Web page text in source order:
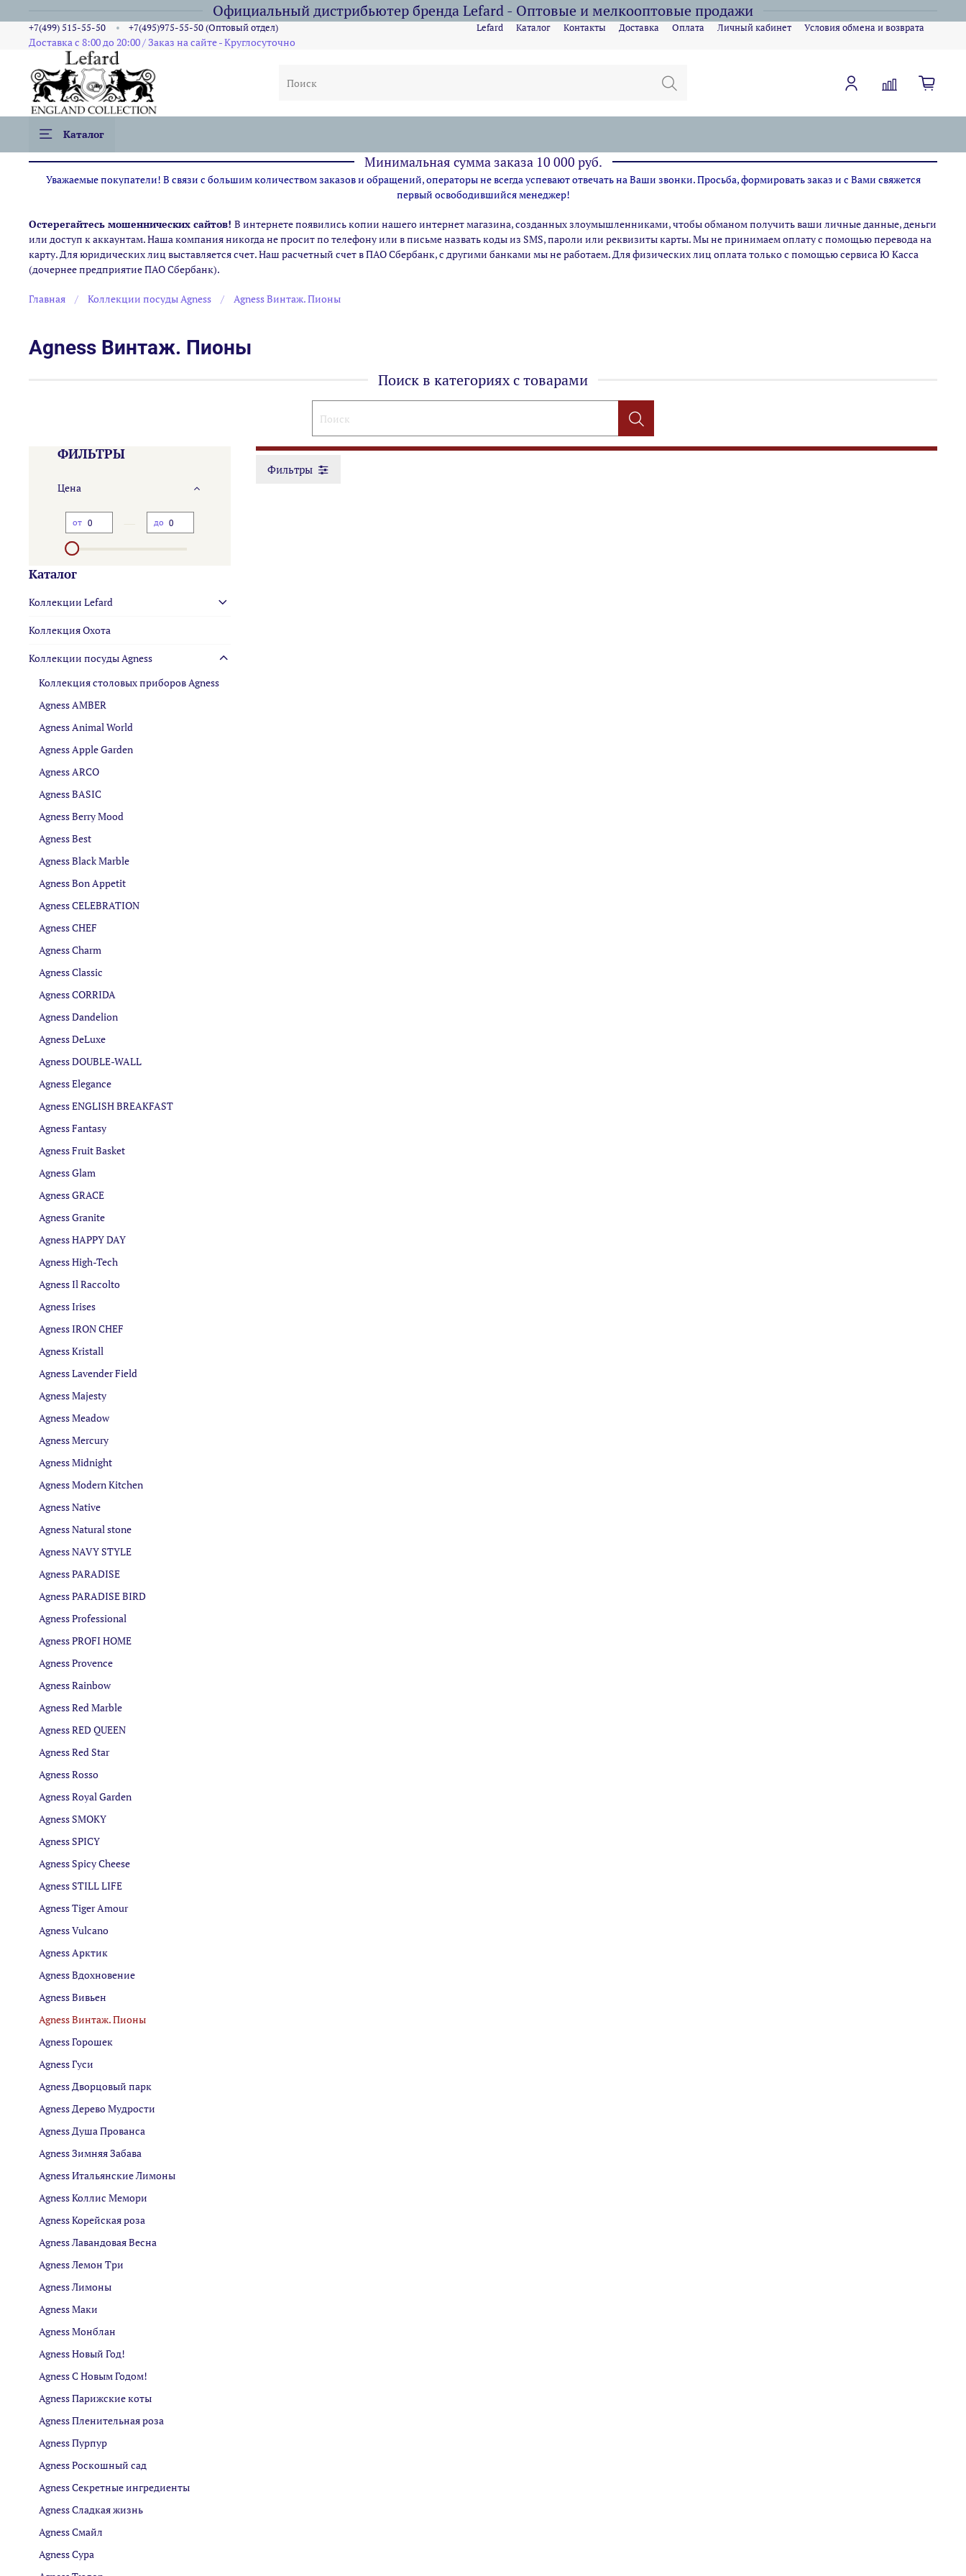
Официальный дистрибьютер бренда Lefard - Оптовые и мелкооптовые продажи
Lefard Каталог Контакты Доставка Оплата Личный кабинет Условия обмена и возврата
Доставка с 8:00 до 20:00 / Заказ на сайте - Круглосуточно
+7(499) 515-55-50 +7(495)975-55-50 (Оптовый отдел)
Каталог
Минимальная сумма заказа 10 000 руб.
Уважаемые покупатели! В связи с большим количеством заказов и обращений, операторы не всегда успевают отвечать на Ваши звонки. Просьба, формировать заказ и с Вами свяжется
первый освободившийся менеджер!
Остерегайтесь мошеннических сайтов! В интернете появились копии нашего интернет магазина,созданных злоумышленниками, чтобы обманом получить ваши личные данные, деньги
или доступ к аккаунтам. Наша компания никогда не просит по телефону или в письме назвать коды из SMS, пароли или реквизиты карты. Мы не принимаем оплату с помощью перевода на
карту. Для юридических лиц выставляется счет. Наш расчетный счет в ПАО Сбербанк, с другими банками мы не работаем. Для физических лиц оплата только с помощью сервиса Ю Касса
(дочернее предприятие ПАО Сбербанк).
Главная Коллекции посуды Agness Agness Винтаж. Пионы
Agness Винтаж. Пионы
Поиск в категориях с товарами
Фильтры
ФИЛЬТРЫ
Цена
от до
Каталог
Коллекции Lefard
Коллекция Охота
Коллекции посуды Agness
Коллекция столовых приборов Agness
Agness AMBER
Agness Animal World
Agness Apple Garden
Agness ARCO
Agness BASIC
Agness Berry Mood
Agness Best
Agness Black Marble
Agness Bon Appetit
Agness CELEBRATION
Agness CHEF
Agness Charm
Agness Classic
Agness CORRIDA
Agness Dandelion
Agness DeLuxe
Agness DOUBLE-WALL
Agness Elegance
Agness ENGLISH BREAKFAST
Agness Fantasy
Agness Fruit Basket
Agness Glam
Agness GRACE
Agness Granite
Agness HAPPY DAY
Agness High-Tech
Agness Il Raccolto
Agness Irises
Agness IRON CHEF
Agness Kristall
Agness Lavender Field
Agness Majesty
Agness Meadow
Agness Mercury
Agness Midnight
Agness Modern Kitchen
Agness Native
Agness Natural stone
Agness NAVY STYLE
Agness PARADISE
Agness PARADISE BIRD
Agness Professional
Agness PROFI HOME
Agness Provence
Agness Rainbow
Agness Red Marble
Agness RED QUEEN
Agness Red Star
Agness Rosso
Agness Royal Garden
Agness SMOKY
Agness SPICY
Agness Spicy Cheese
Agness STILL LIFE
Agness Tiger Amour
Agness Vulcano
Agness Арктик
Agness Вдохновение
Agness Вивьен
Agness Винтаж. Пионы
Agness Горошек
Agness Гуси
Agness Дворцовый парк
Agness Дерево Мудрости
Agness Душа Прованса
Agness Зимняя Забава
Agness Итальянские Лимоны
Agness Коллис Мемори
Agness Корейская роза
Agness Лавандовая Весна
Agness Лемон Три
Agness Лимоны
Agness Маки
Agness Монблан
Agness Новый Год!
Agness С Новым Годом!
Agness Парижские коты
Agness Пленительная роза
Agness Пурпур
Agness Роскошный сад
Agness Секретные ингредиенты
Agness Сладкая жизнь
Agness Смайл
Agness Сура